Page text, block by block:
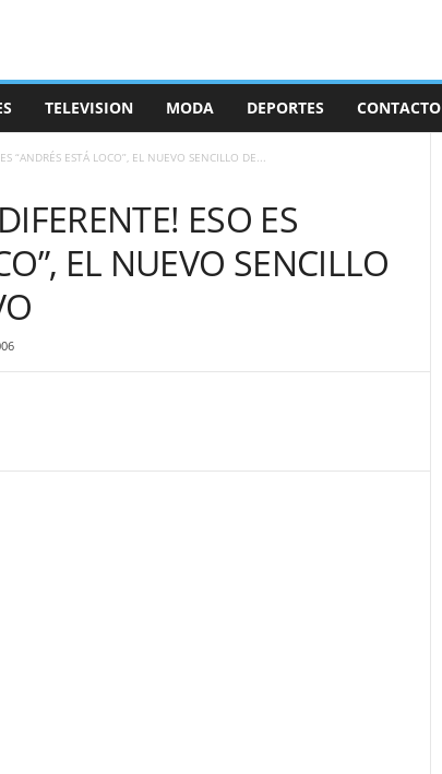
TELEVISION MODA DEPORTES CONTACTO
“ANDRÉS ESTÁ LOCO”, EL NUEVO SENCILLO DE...
ESO ES
EL NUEVO SENCILLO